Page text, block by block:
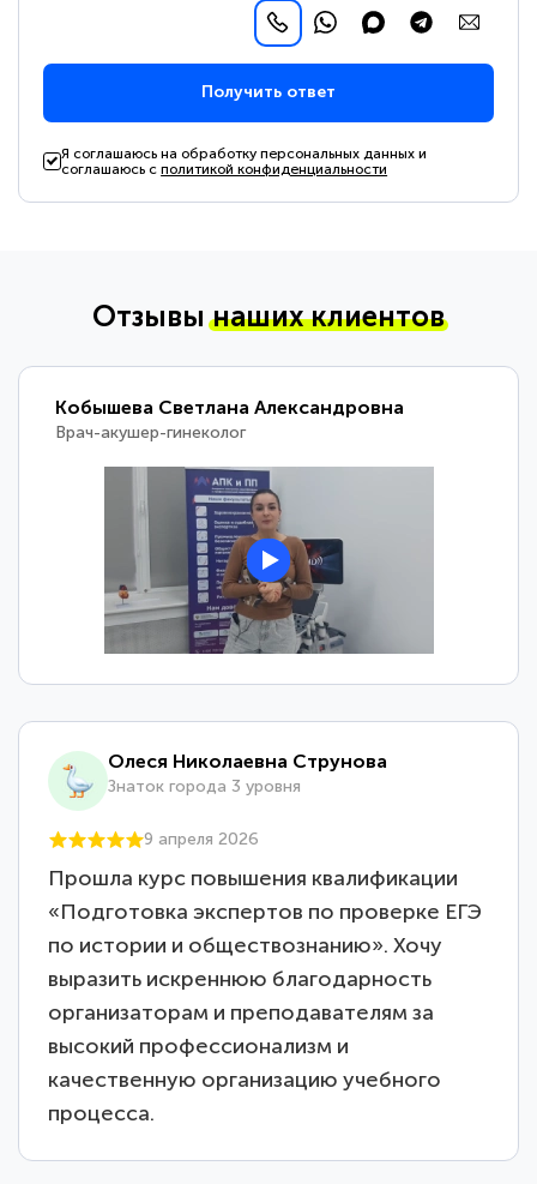
Получить ответ
Я соглашаюсь на обработку персональных данных и
соглашаюсь сполитикой конфиденциальности
Отзывынаших клиентов
Кобышева Светлана Александровна
Врач-акушер-гинеколог
Олеся Николаевна Струнова
Знаток города 3 уровня
9 апреля 2026
Прошла курс повышения квалификации
«Подготовка экспертов по проверке ЕГЭ
по истории и обществознанию». Хочу
выразить искреннюю благодарность
организаторам и преподавателям за
высокий профессионализм и
качественную организацию учебного
процесса.